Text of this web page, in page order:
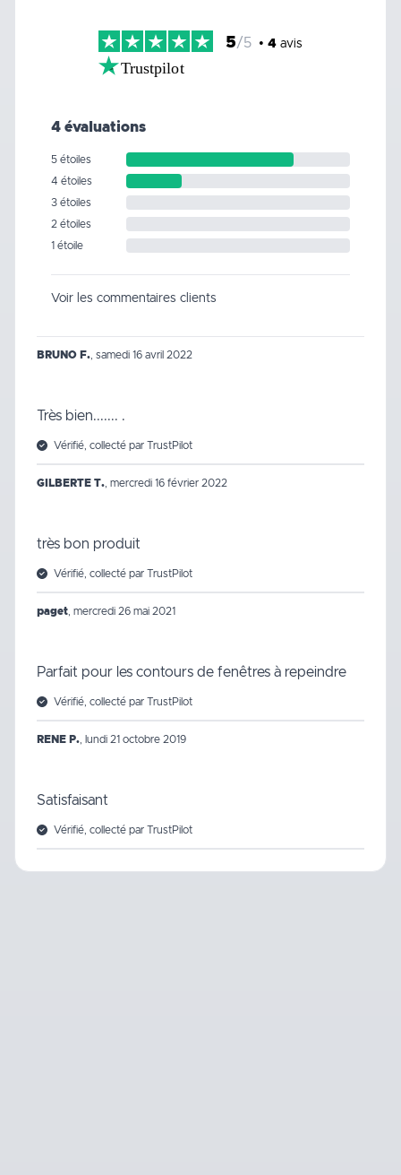
5/5 • 4 avis
Trustpilot
4 évaluations
5 étoiles
4 étoiles
3 étoiles
2 étoiles
1 étoile
Voir les commentaires clients
BRUNO F. samedi 16 avril 2022
Très bien....... .
Vérifié, collecté par TrustPilot
GILBERTE T. mercredi 16 février 2022
très bon produit
Vérifié, collecté par TrustPilot
paget mercredi 26 mai 2021
Parfait pour les contours de fenêtres à repeindre
Vérifié, collecté par TrustPilot
RENE P. lundi 21 octobre 2019
Satisfaisant
Vérifié, collecté par TrustPilot